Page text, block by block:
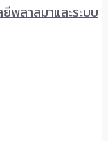
ยีพลาสมาและระบบ